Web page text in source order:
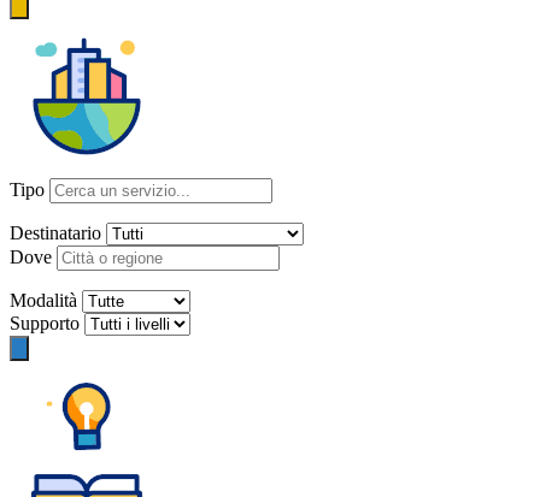
Tipo
Destinatario
Dove
Modalità
Supporto